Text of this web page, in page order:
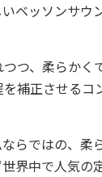
ベッソンサ
つ、柔らかく
補正させる
らではの、
界中で人気の